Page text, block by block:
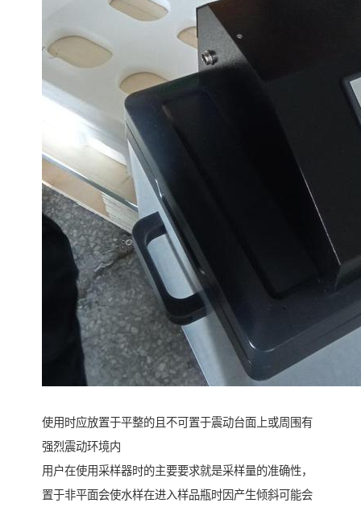
使用时应放置于平整的且不可置于震动台面上或周围有
强烈震动环境内
用户在使用采样器时的主要要求就是采样量的准确性，
置于非平面会使水样在进入样品瓶时因产生倾斜可能会